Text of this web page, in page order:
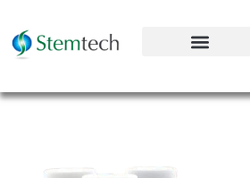
contenido